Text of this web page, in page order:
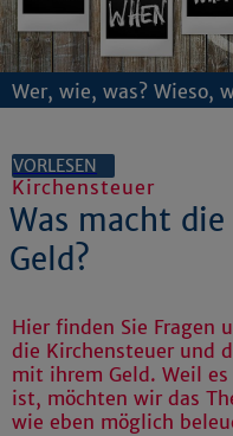
Wer, wie, was? Wieso,
VORLESEN
Kirchensteuer
Was macht
Geld?
Hier finden Sie Fragen
die Kirchensteuer und
mit ihrem Geld. Weil
ist, möchten wir das
wie eben möglich